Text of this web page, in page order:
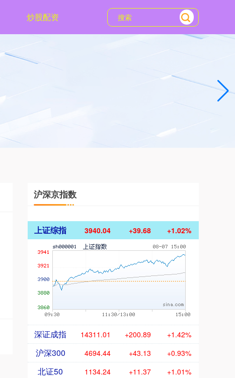
炒股配资
沪深京指数
上证综指 3940.04 +39.68 +1.02%
深证成指 14311.01 +200.89 +1.42%
沪深300 4694.44 +43.13 +0.93%
北证50 1134.24 +11.37 +1.01%